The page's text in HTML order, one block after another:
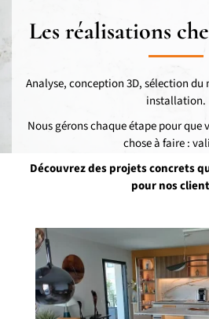
Les réalisations
Analyse, conception 3D, sélection
installation.
Nous gérons chaque étape pour que
chose à faire :
Découvrez des projets concrets
pour nos